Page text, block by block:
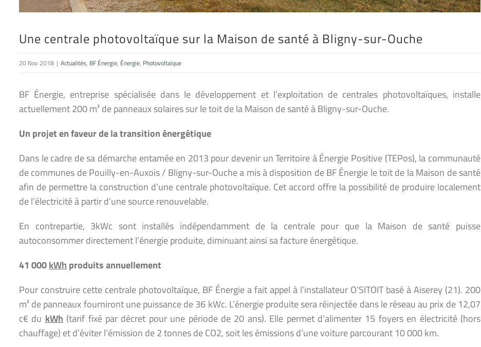
Une centrale photovoltaïque sur la Maison de santé à Bligny-sur-Ouche
20 Nov 2018 | Actualités, BF Énergie, Énergie, Photovoltaïque
BF Énergie, entreprise spécialisée dans le développement et l’exploitation de centrales photovoltaïques, installe
actuellement 200 m² de panneaux solaires sur le toit de la Maison de santé à Bligny-sur-Ouche.
Un projet en faveur de la transition énergétique
Dans le cadre de sa démarche entamée en 2013 pour devenir un Territoire à Énergie Positive (TEPos), la communauté
de communes de Pouilly-en-Auxois / Bligny-sur-Ouche a mis à disposition de BF Énergie le toit de la Maison de santé
afin de permettre la construction d’une centrale photovoltaïque. Cet accord offre la possibilité de produire localement
de l’électricité à partir d’une source renouvelable.
En contrepartie, 3kWc sont installés indépendamment de la centrale pour que la Maison de santé puisse
autoconsommer directement l’énergie produite, diminuant ainsi sa facture énergétique.
41 000kWh produits annuellement
Pour construire cette centrale photovoltaïque, BF Énergie a fait appel à l’installateur O’SITOIT basé à Aiserey (21). 200
m² de panneaux fourniront une puissance de 36 kWc. L’énergie produite sera réinjectée dans le réseau au prix de 12,07
c€ du kWh (tarif fixé par décret pour une période de 20 ans). Elle permet d’alimenter 15 foyers en électricité (hors
chauffage) et d’éviter l’émission de 2 tonnes de CO2, soit les émissions d’une voiture parcourant 10 000 km.